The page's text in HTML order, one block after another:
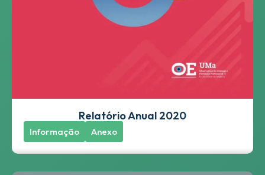
Relatório Anual 2020
Informação Anexo